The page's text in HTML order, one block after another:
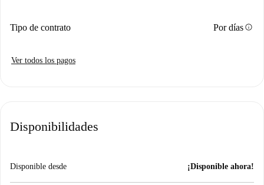
Tipo de contrato Por díasinfo
Ver todos los pagos
Disponibilidades
Disponible desde ¡Disponible ahora!